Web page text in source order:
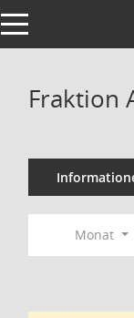
Toggle navigation
Fraktion
Monat